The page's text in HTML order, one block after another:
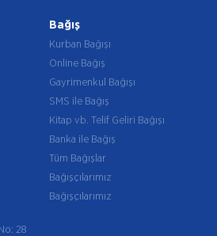
Bağış
Kurban Bağışı
Online Bağış
Gayrimenkul Bağışı
SMS ile Bağış
Kitap vb. Telif Geliri Bağışı
Banka ile Bağış
Tüm Bağışlar
Bağışçılarımız
Bağışçılarımız
28